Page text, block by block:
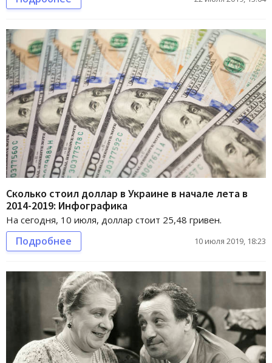
Сколько стоил доллар в Украине в начале лета в
2014-2019: Инфографика
На сегодня, 10 июля, доллар стоит 25,48 гривен.
Подробнее 10 июля 2019, 18:23